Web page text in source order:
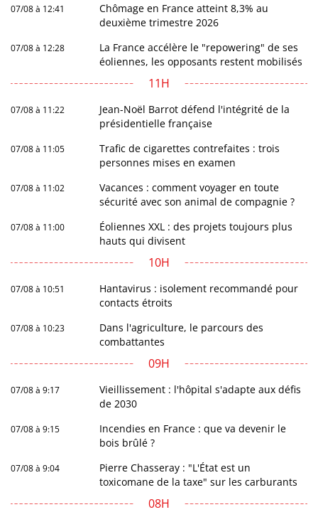
07/08 à 12:41
Chômage en France atteint 8,3% au
deuxième trimestre 2026
07/08 à 12:28
La France accélère le "repowering" de ses
éoliennes, les opposants restent mobilisés
11H
07/08 à 11:22
Jean-Noël Barrot défend l'intégrité de la
présidentielle française
07/08 à 11:05
Trafic de cigarettes contrefaites : trois
personnes mises en examen
07/08 à 11:02
Vacances : comment voyager en toute
sécurité avec son animal de compagnie ?
07/08 à 11:00
Éoliennes XXL : des projets toujours plus
hauts qui divisent
10H
07/08 à 10:51
Hantavirus : isolement recommandé pour
contacts étroits
07/08 à 10:23
Dans l'agriculture, le parcours des
combattantes
09H
07/08 à 9:17
Vieillissement : l'hôpital s'adapte aux défis
de 2030
07/08 à 9:15
Incendies en France : que va devenir le
bois brûlé ?
07/08 à 9:04
Pierre Chasseray : "L'État est un
toxicomane de la taxe" sur les carburants
08H